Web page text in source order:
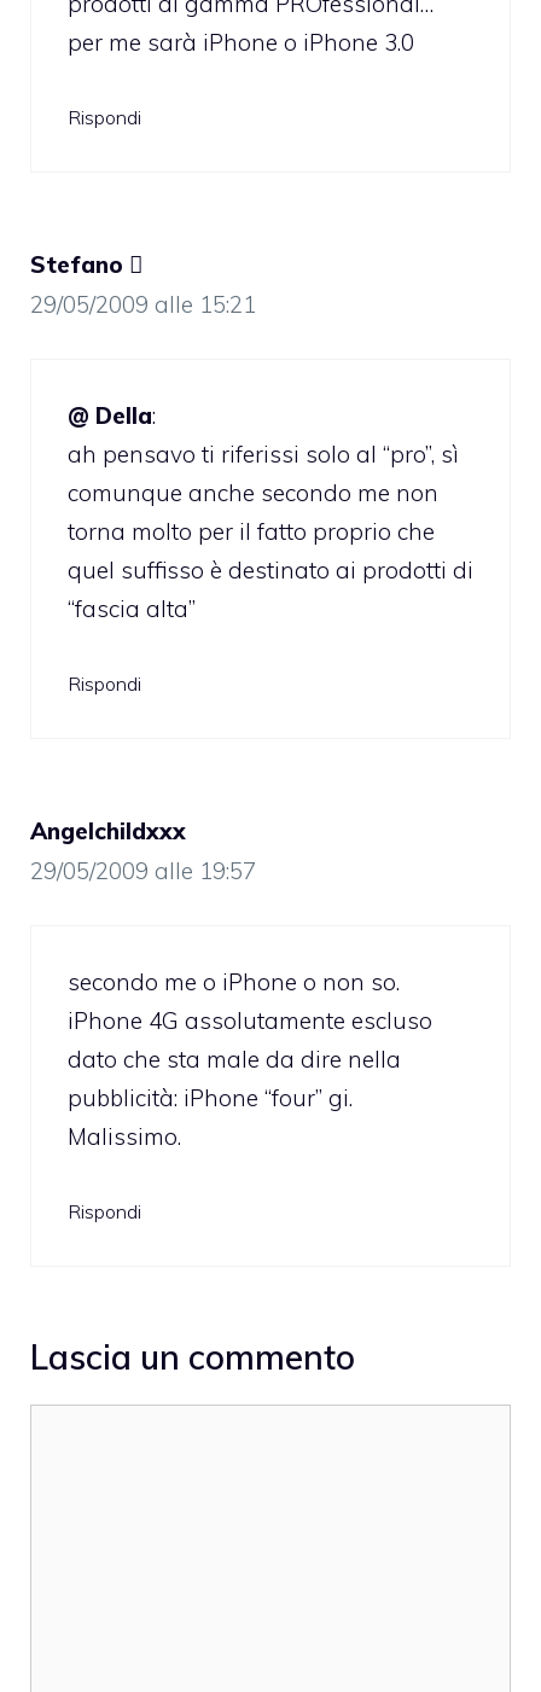
per me sarà iPhone o iPhone 3.0
Rispondi
Stefano 
29/05/2009 alle 15:21
@ Della:
ah pensavo ti riferissi solo al “pro”, sì
comunque anche secondo me non
torna molto per il fatto proprio che
quel suffisso è destinato ai prodotti di
“fascia alta”
Rispondi
Angelchildxxx
29/05/2009 alle 19:57
secondo me o iPhone o non so.
iPhone 4G assolutamente escluso
dato che sta male da dire nella
pubblicità: iPhone “four” gi.
Malissimo.
Rispondi
Lascia un commento